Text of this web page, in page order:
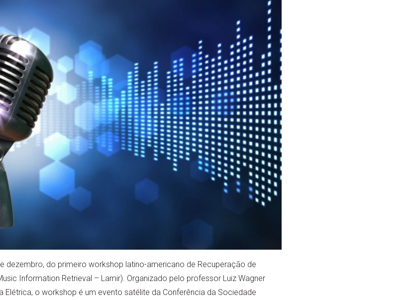
dezembro, do primeiro workshop latino-americano de Recuperação de
Information Retrieval – Lamir). Organizado pelo professor Luiz Wagner
Elétrica, o workshop é um evento satélite da Conferência da Sociedade